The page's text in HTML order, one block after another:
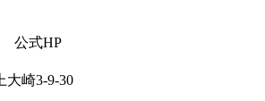
大崎3-9-30